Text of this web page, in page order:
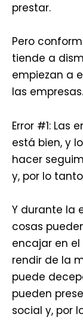
prestar.
Pero
tiende a
empiezan a
las empresas.
Error #1: Las
está bien, y
hacer
y, por lo
Y durante la
cosas
encajar en
rendir de la
puede
pueden
social y, por